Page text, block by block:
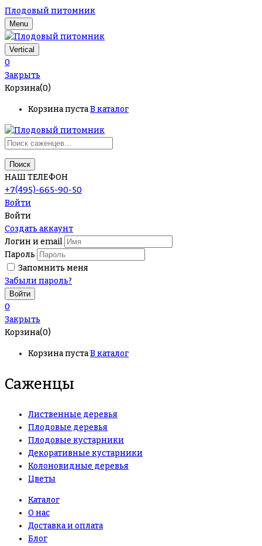
Плодовый питомник
Menu
Vertical
0
Закрыть
Корзина(0)
Корзина пустаВ каталог
Поиск
НАШ ТЕЛЕФОН
+7(495)-665-90-50
Войти
Войти
Создать аккаунт
Логин и email
Пароль
Запомнить меня
Забыли пароль?
0
Закрыть
Корзина(0)
Корзина пустаВ каталог
Саженцы
Лиственные деревья
Плодовые деревья
Плодовые кустарники
Декоративные кустарники
Колоновидные деревья
Цветы
Каталог
О нас
Доставка и оплата
Блог